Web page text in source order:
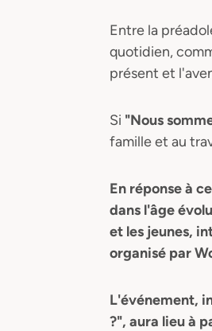
Entre la
quotidien,
présent et
Si "Nous
famille et au
En réponse à
dans l'âge
et les jeunes,
organisé par
L'événement,
?", aura lieu à